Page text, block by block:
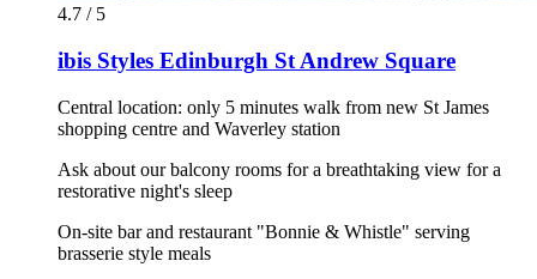
4.7 / 5
ibis Styles Edinburgh St Andrew Square
Central location: only 5 minutes walk from new St James
shopping centre and Waverley station
Ask about our balcony rooms for a breathtaking view for a
restorative night's sleep
On-site bar and restaurant "Bonnie & Whistle" serving
brasserie style meals